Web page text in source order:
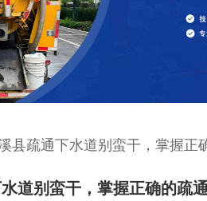
县疏通下水道别蛮干，掌握正
道别蛮干，掌握正确的疏